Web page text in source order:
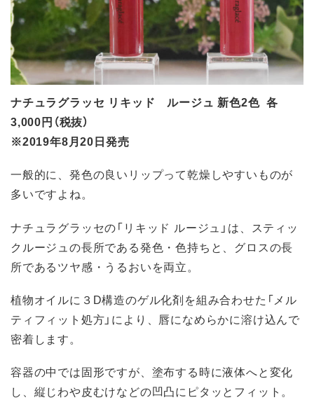
ナチュラグラッセ リキッド ルージュ 新色2色 各
3,000円（税抜）
※2019年8月20日発売
一般的に、発色の良いリップって乾燥しやすいものが
多いですよね。
ナチュラグラッセの「リキッド ルージュ」は、スティッ
クルージュの長所である発色・色持ちと、グロスの長
所であるツヤ感・うるおいを両立。
植物オイルに３D構造のゲル化剤を組み合わせた「メル
ティフィット処方」により、唇になめらかに溶け込んで
密着します。
容器の中では固形ですが、塗布する時に液体へと変化
し、縦じわや皮むけなどの凹凸にピタッとフィット。